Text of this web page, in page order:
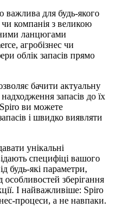
важлива для будь-якого
компанія з великою
ланцюгами
агробізнес чи
облік запасів прямо
бачити актуальну
запасів до їх
ви можете
і швидко виявляти
унікальні
специфіці вашого
будь-які параметри,
особливостей зберігання
І найважливіше: Spiro
процеси, а не навпаки.